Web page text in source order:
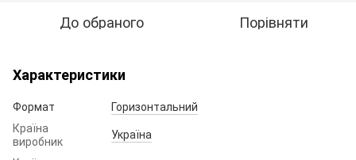
До обраного Порівняти
Характеристики
Формат
Горизонтальний
Країна
виробник
Україна